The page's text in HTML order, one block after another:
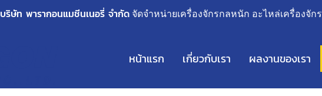
บริษัท พารากอนแมชีนเนอรี่ จำกัดจัดจำหน่ายเครื่องจักรกลหนัก อะไหล่เครื่องจักร
หน้าแรก เกี่ยวกับเรา ผลงานของเรา